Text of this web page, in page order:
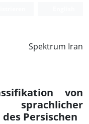
Spektrum Iran
von
Persischen